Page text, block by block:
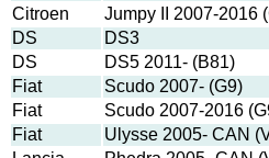
Citroen
Jumpy II 2007-2016
DS
DS3
DS
DS5 2011- (B81)
Fiat
Scudo 2007- (G9)
Fiat
Scudo 2007-2016
Fiat
Ulysse 2005- CAN